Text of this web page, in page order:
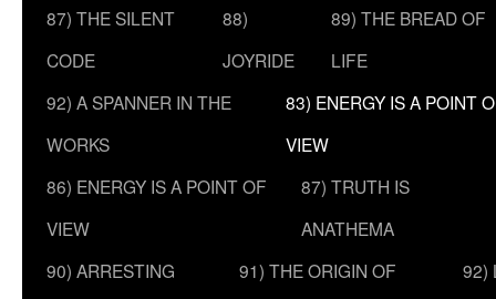
87) THE SILENT
CODE
88)
JOYRIDE
89) THE BREAD OF
LIFE
92) A SPANNER IN THE
WORKS
83) ENERGY IS A POINT
VIEW
86) ENERGY IS A POINT OF
VIEW
87) TRUTH IS
ANATHEMA
90) ARRESTING
91) THE ORIGIN OF
92)